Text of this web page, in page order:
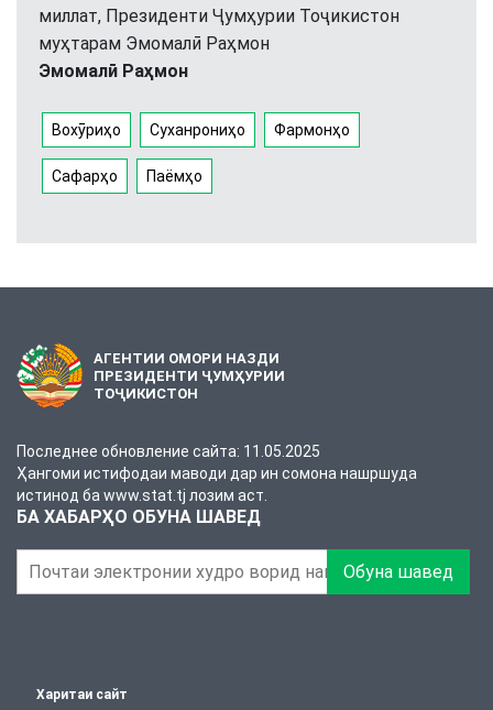
миллат, Президенти Ҷумҳурии Тоҷикистон
муҳтарам Эмомалӣ Раҳмон
Эмомалӣ Раҳмон
Вохӯриҳо Суханрониҳо Фармонҳо
Сафарҳо Паёмҳо
АГЕНТИИ ОМОРИ НАЗДИ
ПРЕЗИДЕНТИ ҶУМҲУРИИ
ТОҶИКИСТОН
Последнее обновление сайта: 11.05.2025
Ҳангоми истифодаи маводи дар ин сомона нашршуда
истинод ба www.stat.tj лозим аст.
БА ХАБАРҲО ОБУНА ШАВЕД
Обуна шавед
Харитаи сайт